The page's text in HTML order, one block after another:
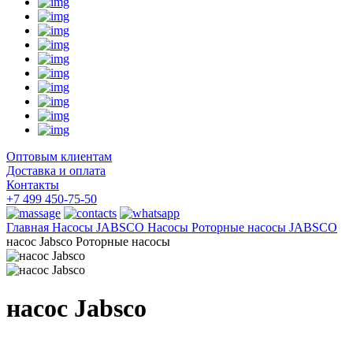
Оптовым клиентам
Доставка и оплата
Контакты
+7 499 450-75-50
Главная Насосы JABSCO Насосы Роторные насосы JABSCO
насос Jabsco Роторные насосы
насос Jabsco